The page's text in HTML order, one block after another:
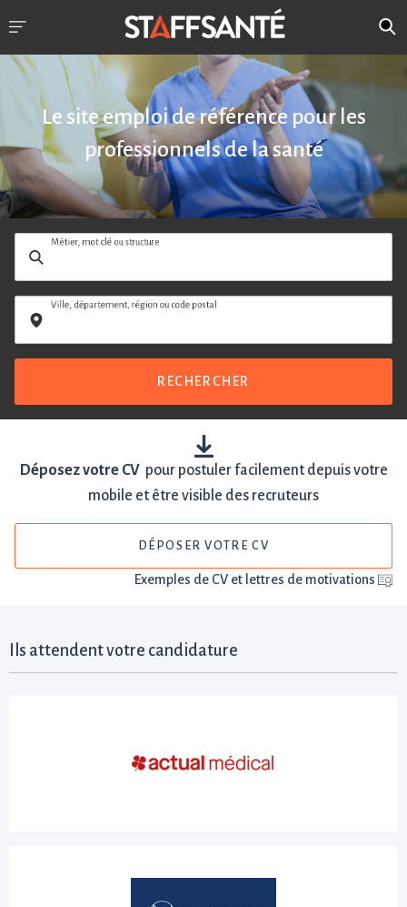
Le site emploi de référence pour les
professionnels de la santé
Métier, mot clé ou structure
Ville, département, région ou code postal
RECHERCHER
Déposez votre CVpour postuler facilement depuis votre
mobile et être visible des recruteurs
DÉPOSER VOTRE CV
Exemples de CV et lettres de motivations
Ils attendent votre candidature